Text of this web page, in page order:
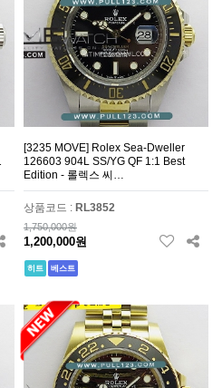
[3235 MOVE] Rolex Sea-Dweller
126603 904L SS/YG QF 1:1 Best
Edition - 롤렉스 씨…
상품코드 : RL3852
1,750,000원
1,200,000원
히트 베스트